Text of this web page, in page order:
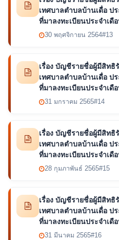
เทศบาลตำบลบ้านเดื่อ ป
ที่มาลงทะเบียนประจำเดื
30 พฤศจิกายน 2564#13
เรื่อง บัญชีรายชื่อผู้มีสิทธิ
เทศบาลตำบลบ้านเดื่อ ป
ที่มาลงทะเบียนประจำเดื
31 มกราคม 2565#14
เรื่อง บัญชีรายชื่อผู้มีสิทธิ
เทศบาลตำบลบ้านเดื่อ ป
ที่มาลงทะเบียนประจำเดื
28 กุมภาพันธ์ 2565#15
เรื่อง บัญชีรายชื่อผู้มีสิทธิ
เทศบาลตำบลบ้านเดื่อ ป
ที่มาลงทะเบียนประจำเดื
31 มีนาคม 2565#16